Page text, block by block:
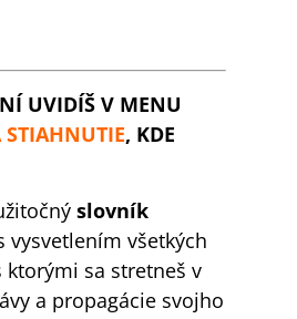
UVIDÍŠ V MENU
STIAHNUTIE, KDE
slovník
vysvetlením všetkých
ktorými sa stretneš v
a propagácie svojho